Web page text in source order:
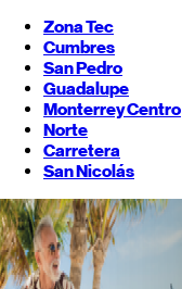
Zona Tec
Cumbres
San Pedro
Guadalupe
MonterreyCentro
Norte
Carretera
San Nicolás